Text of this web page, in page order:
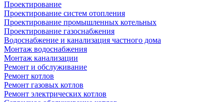
Проектирование
Проектирование систем отопления
Проектирование промышленных котельных
Проектирование газоснабжения
Водоснабжение и канализация частного дома
Монтаж водоснабжения
Монтаж канализации
Ремонт и обслуживание
Ремонт котлов
Ремонт газовых котлов
Ремонт электрических котлов